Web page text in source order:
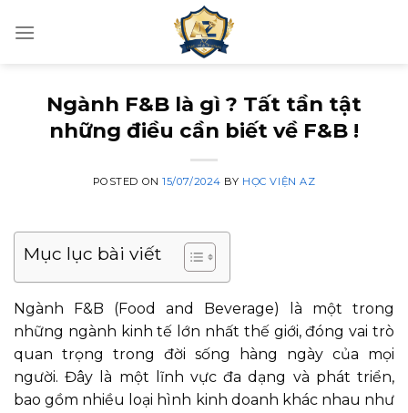
Ngành F&B là gì ? Tất tần tật
những điều cần biết về F&B !
POSTED ON15/07/2024 BY HỌC VIỆN AZ
Mục lục bài viết
Ngành F&B (Food and Beverage) là một trong
những ngành kinh tế lớn nhất thế giới, đóng vai trò
quan trọng trong đời sống hàng ngày của mọi
người. Đây là một lĩnh vực đa dạng và phát triển,
bao gồm nhiều loại hình kinh doanh khác nhau như